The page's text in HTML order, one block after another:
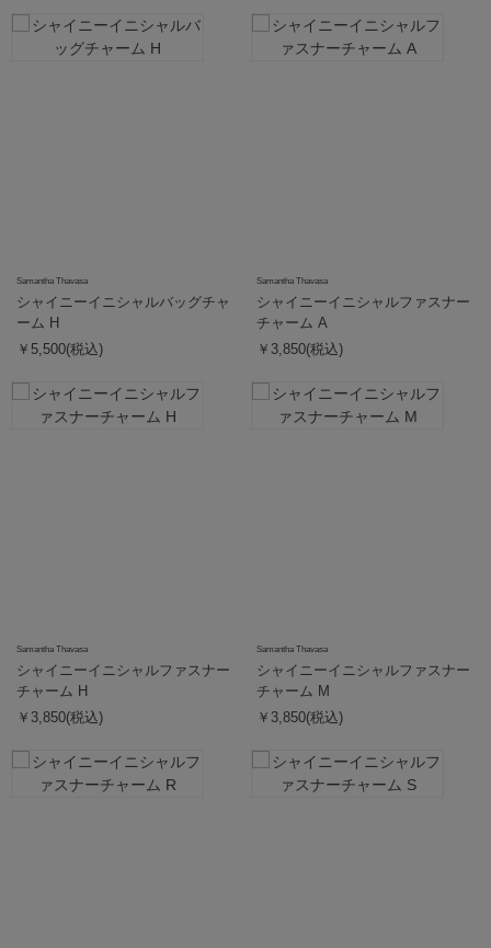
Samantha Thavasa
シャイニーイニシャルバッグチャ
ーム H
￥5,500(税込)
Samantha Thavasa
シャイニーイニシャルファスナー
チャーム A
￥3,850(税込)
Samantha Thavasa
シャイニーイニシャルファスナー
チャーム H
￥3,850(税込)
Samantha Thavasa
シャイニーイニシャルファスナー
チャーム M
￥3,850(税込)